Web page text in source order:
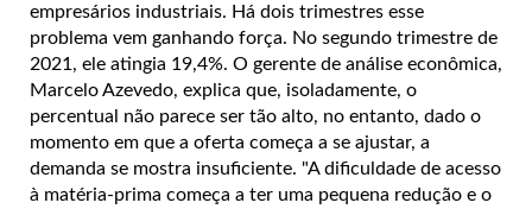
empresários industriais. Há dois trimestres esse
problema vem ganhando força. No segundo trimestre de
2021, ele atingia 19,4%. O gerente de análise econômica,
Marcelo Azevedo, explica que, isoladamente, o
percentual não parece ser tão alto, no entanto, dado o
momento em que a oferta começa a se ajustar, a
demanda se mostra insuficiente. "A dificuldade de acesso
à matéria-prima começa a ter uma pequena redução e o